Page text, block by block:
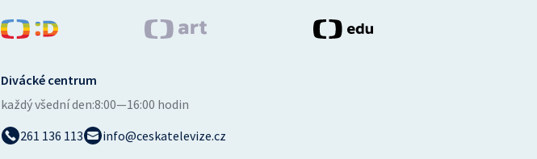
Divácké centrum
každý všední den:8:00—16:00 hodin
261 136 113
info@ceskatelevize.cz